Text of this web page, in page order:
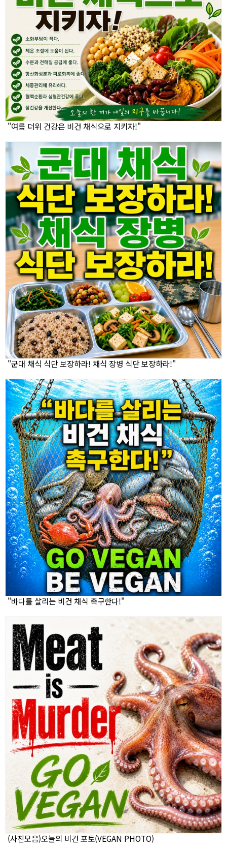
"여름 더위 건강은 비건 채식으로 지키자!"
"군대 채식 식단 보장하라! 채식 장병 식단 보장하라!"
"바다를 살리는 비건 채식 촉구한다!"
(사진모음)오늘의 비건 포토(VEGAN PHOTO)